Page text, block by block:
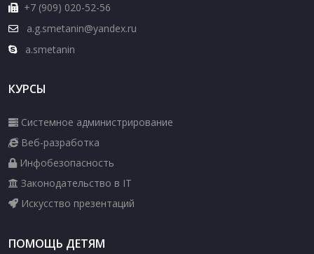
+7 (909) 020-52-56
a.g.smetanin@yandex.ru
a.smetanin
КУРСЫ
Системное администрирование
Веб-разработка
Инфобезопасность
Законодательство в IT
Искусство презентаций
ПОМОЩЬ ДЕТЯМ